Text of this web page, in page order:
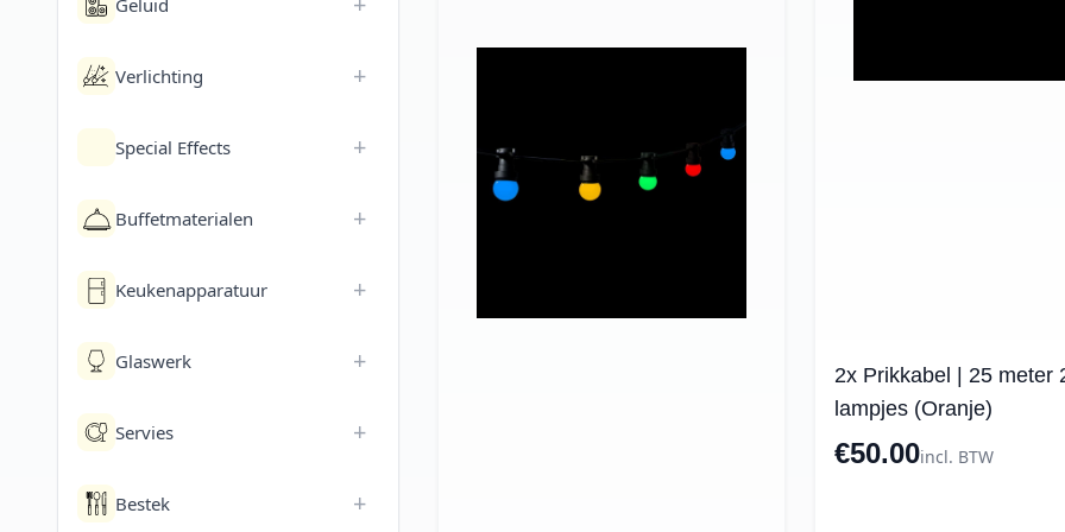
Geluid
Verlichting +
Special Effects +
Buffetmaterialen +
Keukenapparatuur +
Glaswerk +
Servies +
Bestek +
2x Prikkabel | 25 meter
lampjes (Oranje)
€50.00incl. BTW